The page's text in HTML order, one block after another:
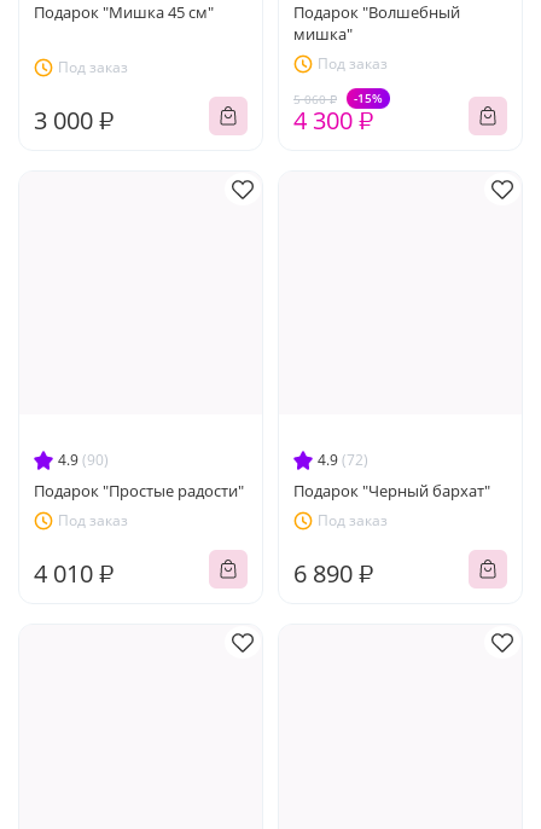
Подарок "Мишка 45 см"
Под заказ
3 000 ₽
Подарок "Волшебный
мишка"
Под заказ
5 060 ₽ -15%
4 300 ₽
4.9(90)
Подарок "Простые радости"
Под заказ
4 010 ₽
4.9(72)
Подарок "Черный бархат"
Под заказ
6 890 ₽